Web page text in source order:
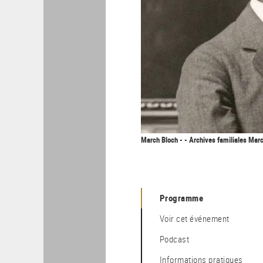
March Bloch - - Archives familiales
Programme
Voir cet événement
Podcast
Informations pratiques